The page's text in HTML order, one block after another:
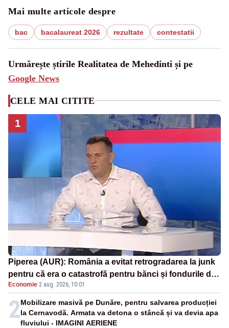
Mai multe articole despre
bac bacalaureat 2026 rezultate contestatii
Urmărește știrile Realitatea de Mehedinti și pe
Google News
CELE MAI CITITE
1
Piperea (AUR): România a evitat retrogradarea la junk
pentru că era o catastrofă pentru bănci și fondurile de
pensii
Economie·2 aug. 2026, 10:01
2Mobilizare masivă pe Dunăre, pentru salvarea producției
la Cernavodă. Armata va detona o stâncă și va devia apa
fluviului - IMAGINI AERIENE